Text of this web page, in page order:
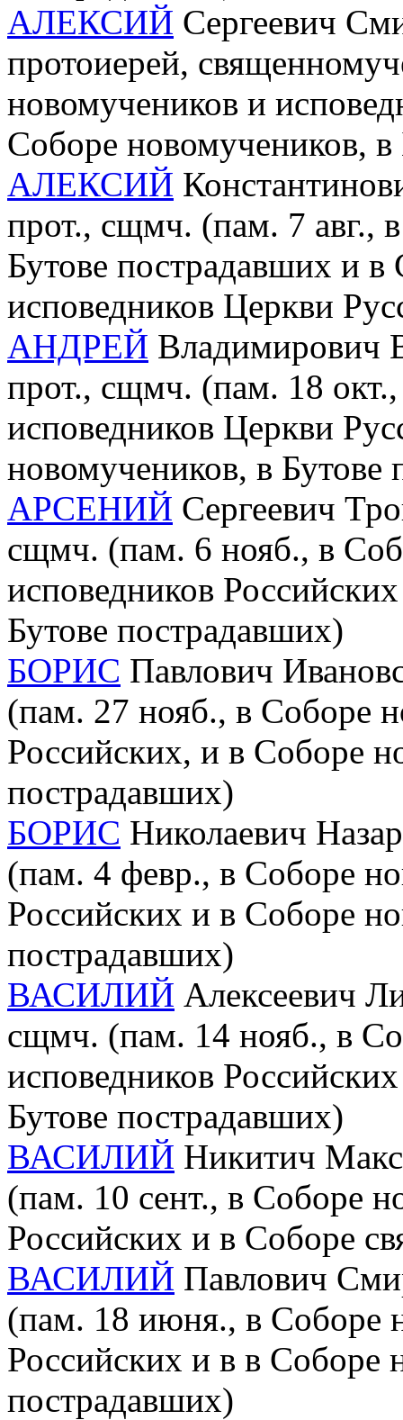
АЛЕКСИЙ Сергеевич
протоиерей,
новомучеников и
Соборе новомучеников,
АЛЕКСИЙ
прот., сщмч. (пам. 7 авг.,
Бутове пострадавших и
исповедников Церкви
АНДРЕЙ Владимирович
прот., сщмч. (пам. 18
исповедников Церкви
новомучеников, в Бутове
АРСЕНИЙ Сергеевич
сщмч. (пам. 6 нояб., в
исповедников
Бутове пострадавших)
БОРИС Павлович
(пам. 27 нояб., в Соборе
Российских, и в Соборе
пострадавших)
БОРИС Николаевич
(пам. 4 февр., в Соборе
Российских и в Соборе
пострадавших)
ВАСИЛИЙ Алексеевич
сщмч. (пам. 14 нояб., в
исповедников
Бутове пострадавших)
ВАСИЛИЙ Никитич
(пам. 10 сент., в Соборе
Российских и в Соборе
ВАСИЛИЙ Павлович
(пам. 18 июня., в Соборе
Российских и в в Соборе
пострадавших)